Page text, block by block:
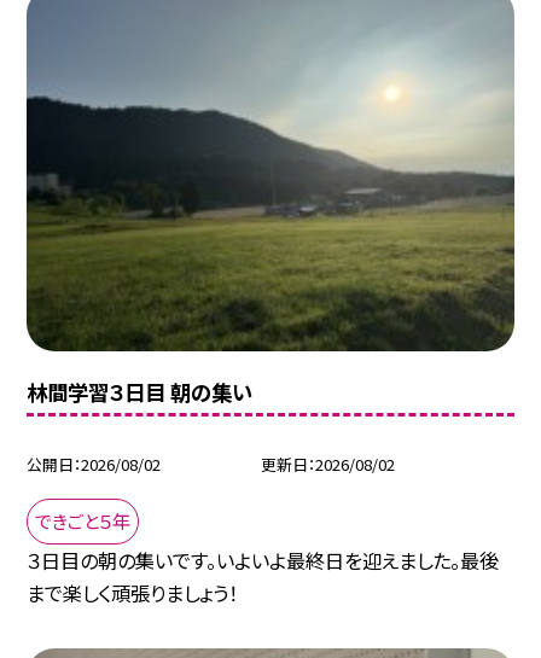
林間学習３日目 朝の集い
公開日 2026/08/02 更新日 2026/08/02
できごと５年
３日目の朝の集いです。いよいよ最終日を迎えました。最後
まで楽しく頑張りましょう！